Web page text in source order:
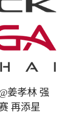
姜孝林 强
再添星